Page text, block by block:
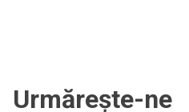
Urmărește-ne